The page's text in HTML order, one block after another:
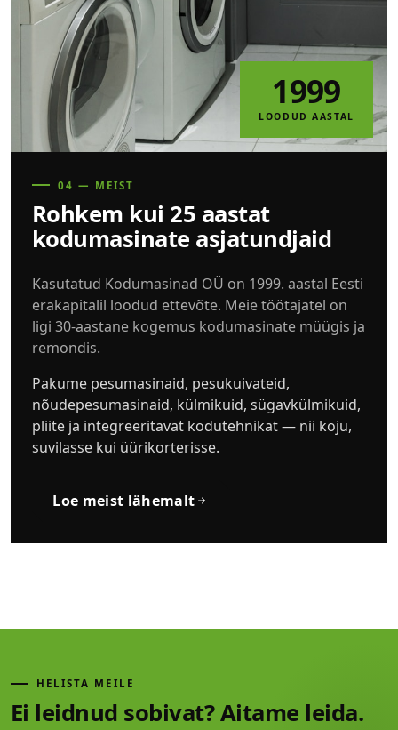
1999
LOODUD AASTAL
04 — MEIST
Rohkem kui 25 aastat
kodumasinate asjatundjaid
Kasutatud Kodumasinad OÜ on 1999. aastal Eesti
erakapitalil loodud ettevõte. Meie töötajatel on
ligi 30-aastane kogemus kodumasinate müügis ja
remondis.
Pakume pesumasinaid, pesukuivateid,
nõudepesumasinaid, külmikuid, sügavkülmikuid,
pliite ja integreeritavat kodutehnikat — nii koju,
suvilasse kui üürikorterisse.
Loe meist lähemalt
HELISTA MEILE
Ei leidnud sobivat?Aitame leida.